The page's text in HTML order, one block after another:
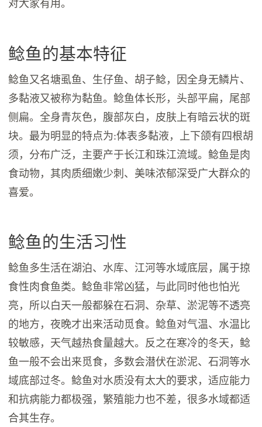
对大家有用。
鲶鱼的基本特征
鲶鱼又名塘虱鱼、生仔鱼、胡子鲶，因全身无鳞片、
多黏液又被称为黏鱼。鲶鱼体长形，头部平扁，尾部
侧扁。全身青灰色，腹部灰白，皮肤上有暗云状的斑
块。最为明显的特点为:体表多黏液，上下颌有四根胡
须，分布广泛，主要产于长江和珠江流域。鲶鱼是肉
食动物，其肉质细嫩少刺、美味浓郁深受广大群众的
喜爱。
鲶鱼的生活习性
鲶鱼多生活在湖泊、水库、江河等水域底层，属于掠
食性肉食鱼类。鲶鱼非常凶猛，与此同时他也怕光
亮，所以白天一般都躲在石洞、杂草、淤泥等不透亮
的地方，夜晚才出来活动觅食。鲶鱼对气温、水温比
较敏感，天气越热食量越大。反之在寒冷的冬天，鲶
鱼一般不会出来觅食，多数会潜伏在淤泥、石洞等水
域底部过冬。鲶鱼对水质没有太大的要求，适应能力
和抗病能力都极强，繁殖能力也不差，很多水域都适
合其生存。